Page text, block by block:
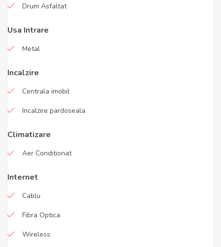
Drum Asfaltat
Usa Intrare
Metal
Incalzire
Centrala imobil
Incalzire pardoseala
Climatizare
Aer Conditionat
Internet
Cablu
Fibra Optica
Wireless